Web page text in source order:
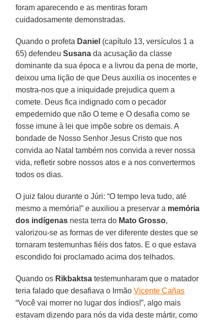
foram aparecendo e as mentiras foram
cuidadosamente demonstradas.
Quando o profeta Daniel (capítulo 13, versículos 1 a
65) defendeuSusana da acusação da classe
dominante da sua época e a livrou da pena de morte,
deixou uma lição de que Deus auxilia os inocentes e
mostra-nos que a iniquidade prejudica quem a
comete. Deus fica indignado com o pecador
empedernido que não O teme e O desafia como se
fosse imune à lei que impõe sobre os demais. A
bondade de Nosso Senhor Jesus Cristo que nos
convida ao Natal também nos convida a rever nossa
vida, refletir sobre nossos atos e a nos convertermos
todos os dias.
O juiz falou durante o Júri: “O tempo leva tudo, até
mesmo a memória!” e auxiliou a preservar a memória
dos indígenas nesta terra do Mato Grosso,
valorizou-se as formas de ver diferente destes que se
tornaram testemunhas fiéis dos fatos. E o que estava
escondido foi proclamado acima dos telhados.
Quando os Rikbaktsa testemunharam que o matador
teria falado que desafiava o IrmãoVicente Cañas
“Você vai morrer no lugar dos índios!”, algo mais
estavam dizendo para nós da vida deste mártir, como